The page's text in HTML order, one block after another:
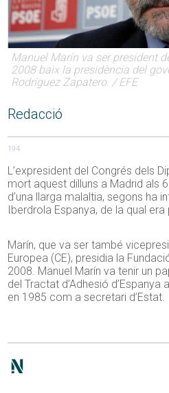
Manuel Marín va ser president
2008 baix la presidència del
Rodríguez Zapatero. / EFE
Redacció
194
L’expresident del Congrés dels
mort aquest dilluns a Madrid als
d’una llarga malaltia, segons ha
Iberdrola Espanya, de la qual era
Marín, que va ser també
Europea (CE), presidia la
2008. Manuel Marín va tenir un
del Tractat d’Adhesió
en 1985 com a secretari d’Estat.